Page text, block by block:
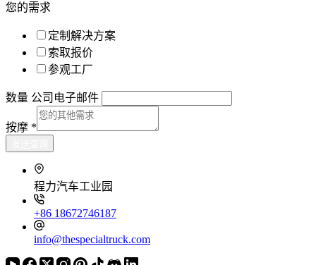
您的需求
定制解决方案
索取报价
参观工厂
数量 公司电子邮件
按摩 *
程力汽车工业园
+86 18672746187
info@thespecialtruck.com